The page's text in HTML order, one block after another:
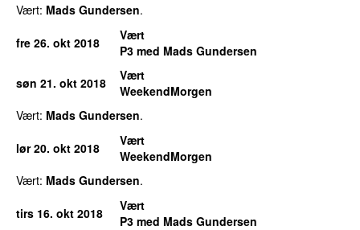
Vært: Mads Gundersen.
fre 26. okt 2018
Vært
P3 med Mads Gundersen
søn 21. okt 2018
Vært
WeekendMorgen
Vært: Mads Gundersen.
lør 20. okt 2018
Vært
WeekendMorgen
Vært: Mads Gundersen.
tirs 16. okt 2018
Vært
P3 med Mads Gundersen